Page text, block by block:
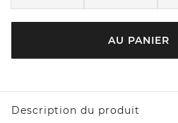
AU PANIER
Description du produit